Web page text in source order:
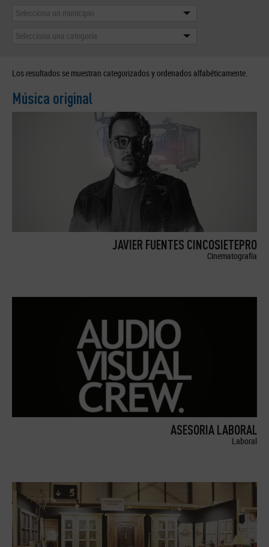
Selecciona un municipio
Selecciona una categoría
Los resultados se muestran categorizados y ordenados alfabéticamente.
Música original
JAVIER FUENTES CINCOSIETEPRO
Cinematografía
ASESORIA LABORAL
Laboral